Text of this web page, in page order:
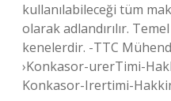
kullanılabileceği tüm
olarak adlandırılır.
kenelerdir. -TTC
›Konkasor-urerTimi-
Konkasor-Irertimi-